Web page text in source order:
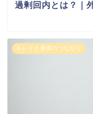
過剰回内とは？｜
キレイと身体のつながり